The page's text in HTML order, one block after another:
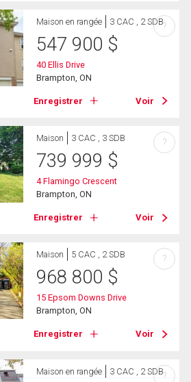
Maison en rangée 3 CAC , 2 SDB
547 900 $
40 Ellis Drive
Brampton, ON
Enregistrer Voir
?
Maison 3 CAC , 3 SDB
739 999 $
4 Flamingo Crescent
Brampton, ON
Enregistrer Voir
?
Maison 5 CAC , 2 SDB
968 800 $
15 Epsom Downs Drive
Brampton, ON
Enregistrer Voir
?
Maison en rangée 3 CAC , 2 SDB?